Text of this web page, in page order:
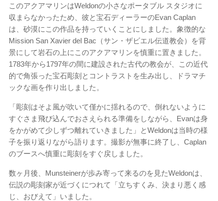
このアクアマリンはWeldonの小さなポータブル スタジオに
収まらなかったため、彼と宝石ディーラーのEvan Caplan
は、砂漠にこの作品を持っていくことにしました。象徴的な
Mission San Xavier del Bac（サン・ザビエル伝道教会）を背
景にして岩石の上にこのアクアマリンを慎重に置きました。
1783年から1797年の間に建設された古代の教会が、この近代
的で角張った宝石彫刻とコントラストを生み出し、ドラマチ
ックな画を作り出しました。
「彫刻はそよ風が吹いて僅かに揺れるので、倒れないように
すぐさま飛び込んでおさえられる準備をしながら、Evanは身
をかがめて少しずつ離れていきました」とWeldonは当時の様
子を振り返りながら語ります。撮影が無事に終了し、Caplan
のブースへ慎重に彫刻をすぐ戻しました。
数ヶ月後、Munsteinerが歩み寄って来るのを見たWeldonは、
伝説の彫刻家が近づくにつれて「立ちすくみ、決まり悪く感
じ、おびえて」いました。